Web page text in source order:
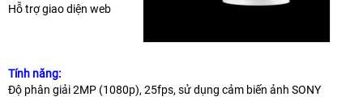
Hỗ trợ giao diện web
Tính năng:
Độ phân giải 2MP (1080p), 25fps, sử dụng cảm biến ảnh SONY